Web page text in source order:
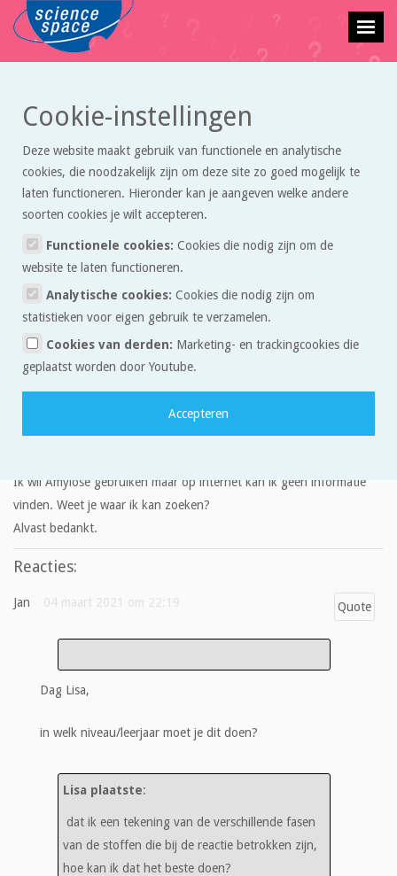
Terug naar vraagbaak overzicht
Bouw van moleculen.
Lisastelde deze vraag op 04 maart 2021 om 20:58.
Ik moet een schoolopdracht maken over "bouw van
moleculen". Ik heb popcorn gekozen als voorbeeld van
een chemische reactie. Ik heb de moleculen die betrokken zijn bij
de reactie getekent, namelijk: zetmeel, eiwitten en vezels.
Volgende vraag is dat ik een tekening van de verschillende fasen
van de stoffen die bij de reactie betrokken zijn, hoe kan ik dat het
beste doen? laatste vraag is dat ik ook een tekening moet maken,
van één van de atomen in één van de moleculen met hoeveel
Ik wil Amylose gebruiken maar op internet kan ik geen informatie
vinden. Weet je waar ik kan zoeken?
Alvast bedankt.
Reacties:
Jan 04 maart 2021 om 22:19 Quote
Dag Lisa,
in welk niveau/leerjaar moet je dit doen?
Lisa plaatste:
dat ik een tekening van de verschillende fasen
van de stoffen die bij de reactie betrokken zijn,
hoe kan ik dat het beste doen?
Cookie-instellingen
Deze website maakt gebruik van functionele en analytische
cookies, die noodzakelijk zijn om deze site zo goed mogelijk te
laten functioneren. Hieronder kan je aangeven welke andere
soorten cookies je wilt accepteren.
Functionele cookies: Cookies die nodig zijn om de
website te laten functioneren.
Analytische cookies: Cookies die nodig zijn om
statistieken voor eigen gebruik te verzamelen.
Cookies van derden: Marketing- en trackingcookies die
geplaatst worden door Youtube.